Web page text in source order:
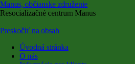
Manus, občianske združenie
Resocializačné centrum Manus
Preskočiť na obsah
Úvodná stránka
O nás